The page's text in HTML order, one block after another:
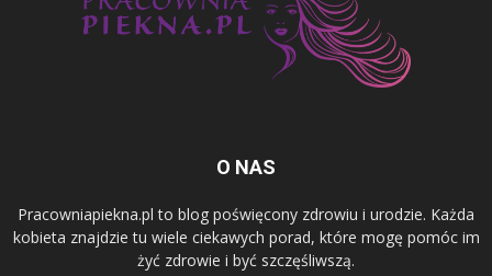
O NAS
Pracowniapiekna.pl to blog poświęcony zdrowiu i urodzie. Każda
kobieta znajdzie tu wiele ciekawych porad, które mogę pomóc im
żyć zdrowie i być szczęśliwszą.